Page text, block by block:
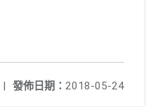
發佈日期： 2018-05-24
|